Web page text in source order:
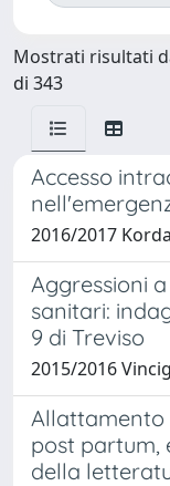
Mostrati risultati
di 343
Accesso
2016/2017
Aggressioni
sanitari:
9 di Treviso
2015/2016
Allattamento
post partum,
della